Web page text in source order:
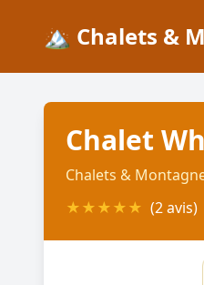
🏔️ Chalets &
Chalet
Chalets &
★★★★★ (2 avis)